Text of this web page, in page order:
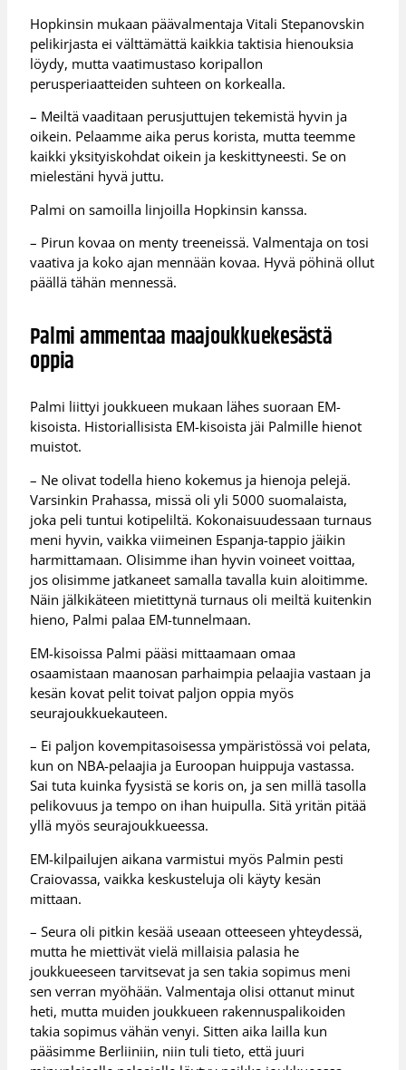
Hopkinsin mukaan päävalmentaja Vitali Stepanovskin
pelikirjasta ei välttämättä kaikkia taktisia hienouksia
löydy, mutta vaatimustaso koripallon
perusperiaatteiden suhteen on korkealla.
– Meiltä vaaditaan perusjuttujen tekemistä hyvin ja
oikein. Pelaamme aika perus korista, mutta teemme
kaikki yksityiskohdat oikein ja keskittyneesti. Se on
mielestäni hyvä juttu.
Palmi on samoilla linjoilla Hopkinsin kanssa.
– Pirun kovaa on menty treeneissä. Valmentaja on tosi
vaativa ja koko ajan mennään kovaa. Hyvä pöhinä ollut
päällä tähän mennessä.
Palmi ammentaa maajoukkuekesästä
oppia
Palmi liittyi joukkueen mukaan lähes suoraan EM-
kisoista. Historiallisista EM-kisoista jäi Palmille hienot
muistot.
– Ne olivat todella hieno kokemus ja hienoja pelejä.
Varsinkin Prahassa, missä oli yli 5000 suomalaista,
joka peli tuntui kotipeliltä. Kokonaisuudessaan turnaus
meni hyvin, vaikka viimeinen Espanja-tappio jäikin
harmittamaan. Olisimme ihan hyvin voineet voittaa,
jos olisimme jatkaneet samalla tavalla kuin aloitimme.
Näin jälkikäteen mietittynä turnaus oli meiltä kuitenkin
hieno, Palmi palaa EM-tunnelmaan.
EM-kisoissa Palmi pääsi mittaamaan omaa
osaamistaan maanosan parhaimpia pelaajia vastaan ja
kesän kovat pelit toivat paljon oppia myös
seurajoukkuekauteen.
– Ei paljon kovempitasoisessa ympäristössä voi pelata,
kun on NBA-pelaajia ja Euroopan huippuja vastassa.
Sai tuta kuinka fyysistä se koris on, ja sen millä tasolla
pelikovuus ja tempo on ihan huipulla. Sitä yritän pitää
yllä myös seurajoukkueessa.
EM-kilpailujen aikana varmistui myös Palmin pesti
Craiovassa, vaikka keskusteluja oli käyty kesän
mittaan.
– Seura oli pitkin kesää useaan otteeseen yhteydessä,
mutta he miettivät vielä millaisia palasia he
joukkueeseen tarvitsevat ja sen takia sopimus meni
sen verran myöhään. Valmentaja olisi ottanut minut
heti, mutta muiden joukkueen rakennuspalikoiden
takia sopimus vähän venyi. Sitten aika lailla kun
pääsimme Berliiniin, niin tuli tieto, että juuri